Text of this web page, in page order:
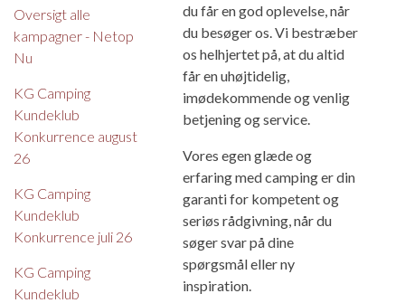
Oversigt alle
kampagner - Netop
Nu
KG Camping
Kundeklub
Konkurrence august
26
KG Camping
Kundeklub
Konkurrence juli 26
KG Camping
Kundeklub
du får en god oplevelse, når
du besøger os. Vi bestræber
os helhjertet på, at du altid
får en uhøjtidelig,
imødekommende og venlig
betjening og service.
Vores egen glæde og
erfaring med camping er din
garanti for kompetent og
seriøs rådgivning, når du
søger svar på dine
spørgsmål eller ny
inspiration.